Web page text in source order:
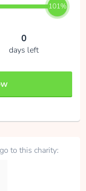
101%
0
days left
to this charity: